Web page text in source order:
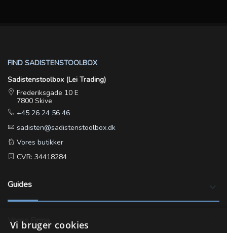
FIND SADISTENSTOOLBOX
Sadistenstoolbox (Lei Trading)
Frederiksgade 10 E
7800 Skive
+45 26 24 56 46
sadisten@sadistenstoolbox.dk
Vores butikker
CVR: 34418284
Guides keyboard_arrow_down
Vores Firma
Vi bruger cookies